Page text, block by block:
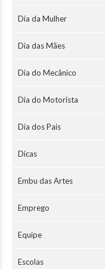
Dia da Mulher
Dia das Mães
Dia do Mecânico
Dia do Motorista
Dia dos Pais
Dicas
Embu das Artes
Emprego
Equipe
Escolas